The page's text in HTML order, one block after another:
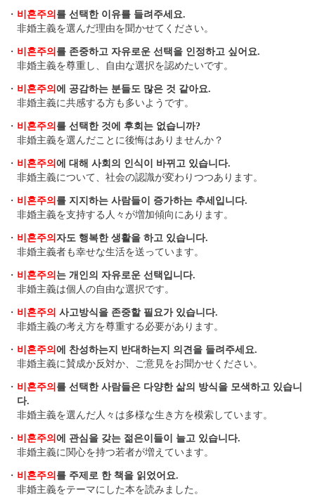
・ 비혼주의 를 선택한 이유를 들려주세요.
非婚主義を選んだ理由を聞かせてください。
・ 비혼주의 를 존중하고 자유로운 선택을 인정하고 싶어요.
非婚主義を尊重し、自由な選択を認めたいです。
・ 비혼주의 에 공감하는 분들도 많은 것 같아요.
非婚主義に共感する方も多いようです。
・ 비혼주의 를 선택한 것에 후회는 없습니까?
非婚主義を選んだことに後悔はありませんか？
・ 비혼주의 에 대해 사회의 인식이 바뀌고 있습니다.
非婚主義について、社会の認識が変わりつつあります。
・ 비혼주의 를 지지하는 사람들이 증가하는 추세입니다.
非婚主義を支持する人々が増加傾向にあります。
・ 비혼주의 자도 행복한 생활을 하고 있습니다.
非婚主義者も幸せな生活を送っています。
・ 비혼주의 는 개인의 자유로운 선택입니다.
非婚主義は個人の自由な選択です。
・ 비혼주의 사고방식을 존중할 필요가 있습니다.
非婚主義の考え方を尊重する必要があります。
・ 비혼주의 에 찬성하는지 반대하는지 의견을 들려주세요.
非婚主義に賛成か反対か、ご意見をお聞かせください。
・ 비혼주의 를 선택한 사람들은 다양한 삶의 방식을 모색하고 있습니
다.
非婚主義を選んだ人々は多様な生き方を模索しています。
・ 비혼주의 에 관심을 갖는 젊은이들이 늘고 있습니다.
非婚主義に関心を持つ若者が増えています。
・ 비혼주의 를 주제로 한 책을 읽었어요.
非婚主義をテーマにした本を読みました。